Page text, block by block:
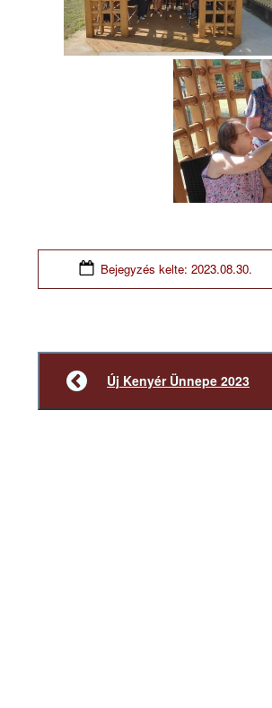
Bejegyzés kelte: 2023.08.30.
Előző
bejegyzés
Új Kenyér Ünnepe 2023